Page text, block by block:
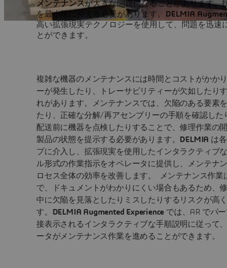
メンテナンスが大きな問題になることがあります。
を最小限に抑える必要があります。
DELMIA
高い拡張現実テクノロジーを使用して、問題を迅
とができます。
複雑な機器のメンテナンスには時間とコストがかか
ーが発生したり、トレーサビリティーが欠如したり
れがあります。メンテナンスでは、欠陥のある要素
たり、正確な分解/再アセンブリーの手順を確認した
配送前に機器を点検したりすることで、修理作業の
製品の状態を提示する必要があります。
DELMIA は
プに介入し、拡張現実を使用したインタラクティブ
ル形式の作業指示をオペレータに提供し、メンテナ
ロセス全体の効率を改善します。 メンテナンス作業
で、ドキュメントがわかりにくい場合もあるため、
中に欠陥を見落としたりミスしたりするリスクが高
す。
DELMIA Augmented Experience では、AR でパ
接表示されるインタラクティブな手順説明に従って
ータがメンテナンス作業を進めることができます。